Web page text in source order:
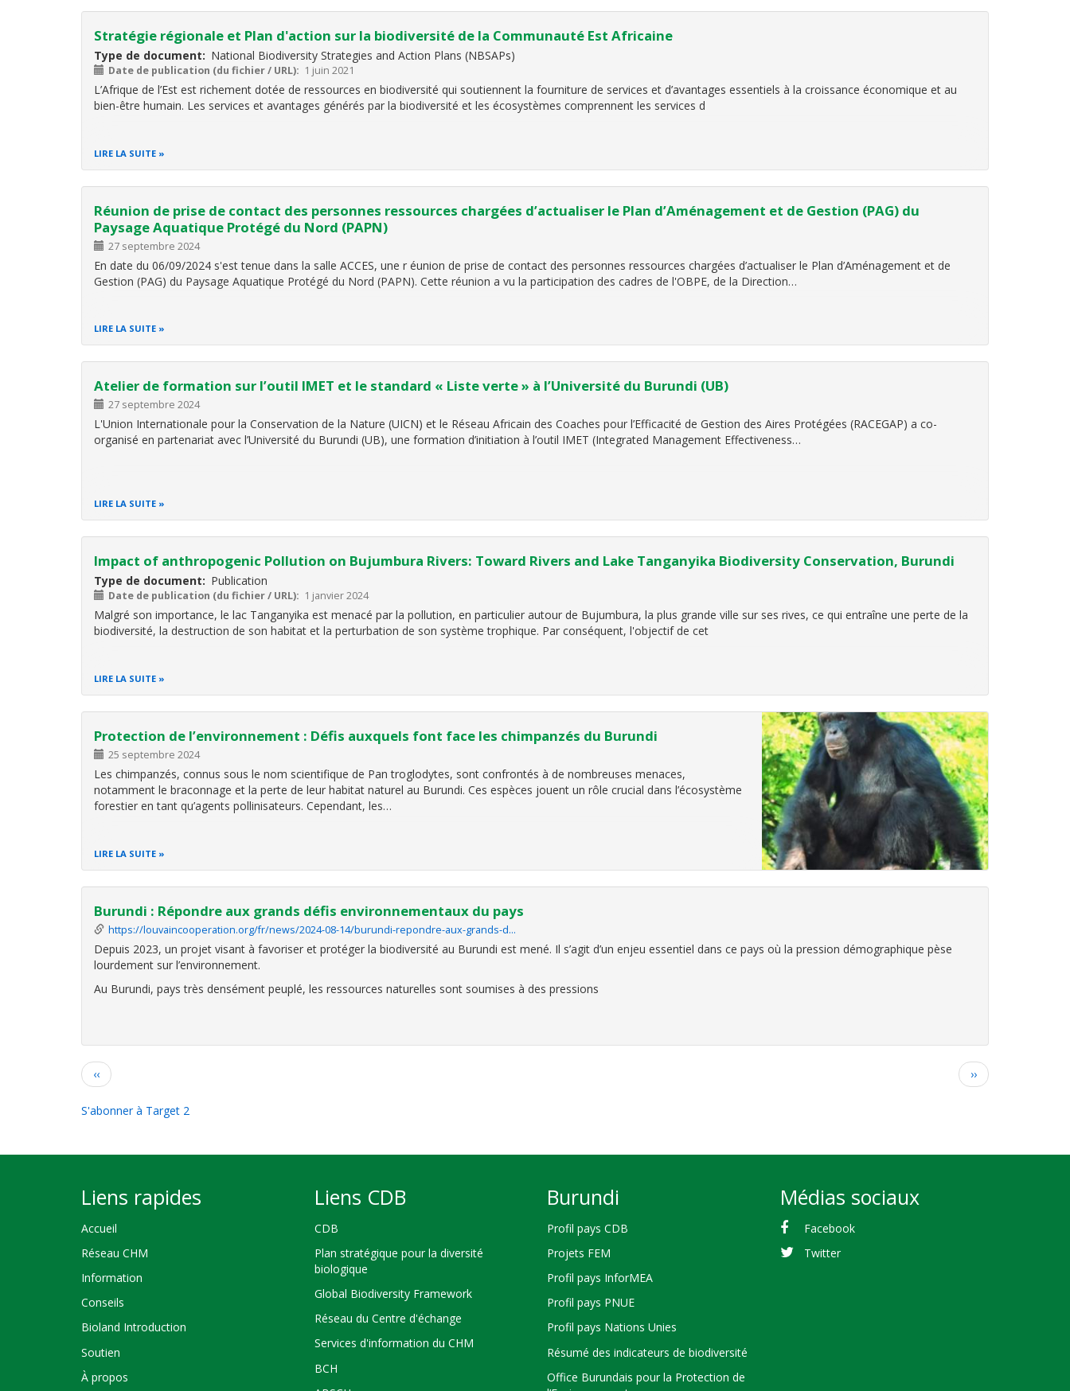
Stratégie régionale et Plan d'action sur la biodiversité de la Communauté Est Africaine
Type de document National Biodiversity Strategies and Action Plans (NBSAPs)
Date de publication (du fichier / URL) 1 juin 2021
L’Afrique de l’Est est richement dotée de ressources en biodiversité qui soutiennent la fourniture de services et d’avantages essentiels à la croissance économique et au
bien-être humain. Les services et avantages générés par la biodiversité et les écosystèmes comprennent les services d
LIRE LA SUITE
Réunion de prise de contact des personnes ressources chargées d’actualiser le Plan d’Aménagement et de Gestion (PAG) du
Paysage Aquatique Protégé du Nord (PAPN)
27 septembre 2024
En date du 06/09/2024 s'est tenue dans la salle ACCES, une r éunion de prise de contact des personnes ressources chargées d’actualiser le Plan d’Aménagement et de
Gestion (PAG) du Paysage Aquatique Protégé du Nord (PAPN). Cette réunion a vu la participation des cadres de l'OBPE, de la Direction…
LIRE LA SUITE
Atelier de formation sur l’outil IMET et le standard « Liste verte » à l’Université du Burundi (UB)
27 septembre 2024
L'Union Internationale pour la Conservation de la Nature (UICN) et le Réseau Africain des Coaches pour l’Efficacité de Gestion des Aires Protégées (RACEGAP) a co-
organisé en partenariat avec l’Université du Burundi (UB), une formation d’initiation à l’outil IMET (Integrated Management Effectiveness…
LIRE LA SUITE
Impact of anthropogenic Pollution on Bujumbura Rivers: Toward Rivers and Lake Tanganyika Biodiversity Conservation, Burundi
Type de document Publication
Date de publication (du fichier / URL) 1 janvier 2024
Malgré son importance, le lac Tanganyika est menacé par la pollution, en particulier autour de Bujumbura, la plus grande ville sur ses rives, ce qui entraîne une perte de la
biodiversité, la destruction de son habitat et la perturbation de son système trophique. Par conséquent, l'objectif de cet
LIRE LA SUITE
Protection de l’environnement : Défis auxquels font face les chimpanzés du Burundi
25 septembre 2024
Les chimpanzés, connus sous le nom scientifique de Pan troglodytes, sont confrontés à de nombreuses menaces,
notamment le braconnage et la perte de leur habitat naturel au Burundi. Ces espèces jouent un rôle crucial dans l’écosystème
forestier en tant qu’agents pollinisateurs. Cependant, les…
LIRE LA SUITE
Burundi : Répondre aux grands défis environnementaux du pays
https://louvaincooperation.org/fr/news/2024-08-14/burundi-repondre-aux-grands-d…
Depuis 2023, un projet visant à favoriser et protéger la biodiversité au Burundi est mené. Il s’agit d’un enjeu essentiel dans ce pays où la pression démographique pèse
lourdement sur l’environnement.
Au Burundi, pays très densément peuplé, les ressources naturelles sont soumises à des pressions
Pagination
Page
précédente
‹‹
Page
suivante
››
S'abonner à Target 2
Liens rapides
Accueil
Réseau CHM
Information
Conseils
Bioland Introduction
Soutien
À propos
Liens CDB
CDB
Plan stratégique pour la diversité
biologique
Global Biodiversity Framework
Réseau du Centre d'échange
Services d'information du CHM
BCH
Burundi
Profil pays CDB
Projets FEM
Profil pays InforMEA
Profil pays PNUE
Profil pays Nations Unies
Résumé des indicateurs de biodiversité
Office Burundais pour la Protection de
Médias sociaux
Facebook
Twitter